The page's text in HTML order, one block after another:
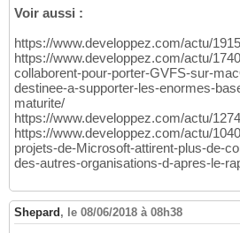
Voir aussi :
https://www.developpez.com/actu/
https://www.developpez.com/actu/
collaborent-pour-porter-GVFS-sur-
destinee-a-supporter-les-enormes-
maturite/
https://www.developpez.com/actu/
https://www.developpez.com/actu/
projets-de-Microsoft-attirent-plus-de-
des-autres-organisations-d-apres-le-
Shepard , le 08/06/2018 à 08h38